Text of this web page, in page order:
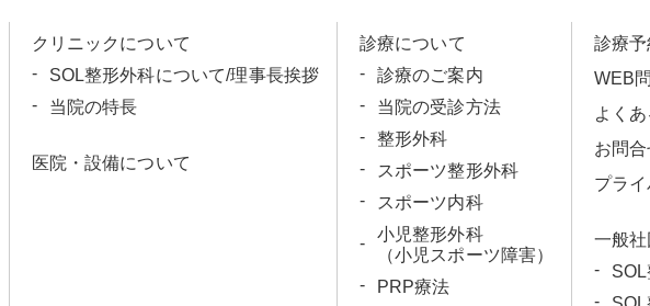
クリニックについて
SOL整形外科について/理事長挨拶
当院の特長
医院・設備について
診療について
診療のご案内
当院の受診方法
整形外科
スポーツ整形外科
スポーツ内科
小児整形外科
（小児スポーツ障害）
PRP療法
診療
WEB
よく
お問
プラ
一般